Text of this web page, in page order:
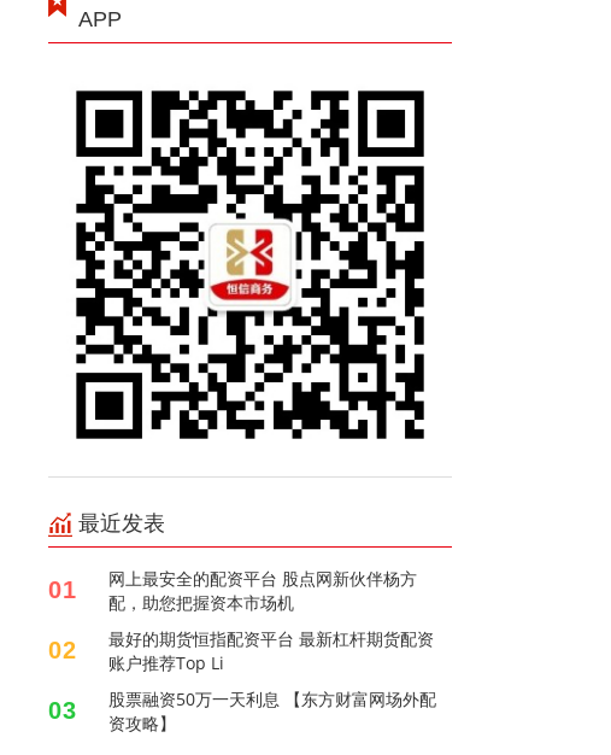
APP
最近发表
01
网上最安全的配资平台 股点网新伙伴杨方
配，助您把握资本市场机
02
最好的期货恒指配资平台 最新杠杆期货配资
账户推荐Top Li
03
股票融资50万一天利息 【东方财富网场外配
资攻略】